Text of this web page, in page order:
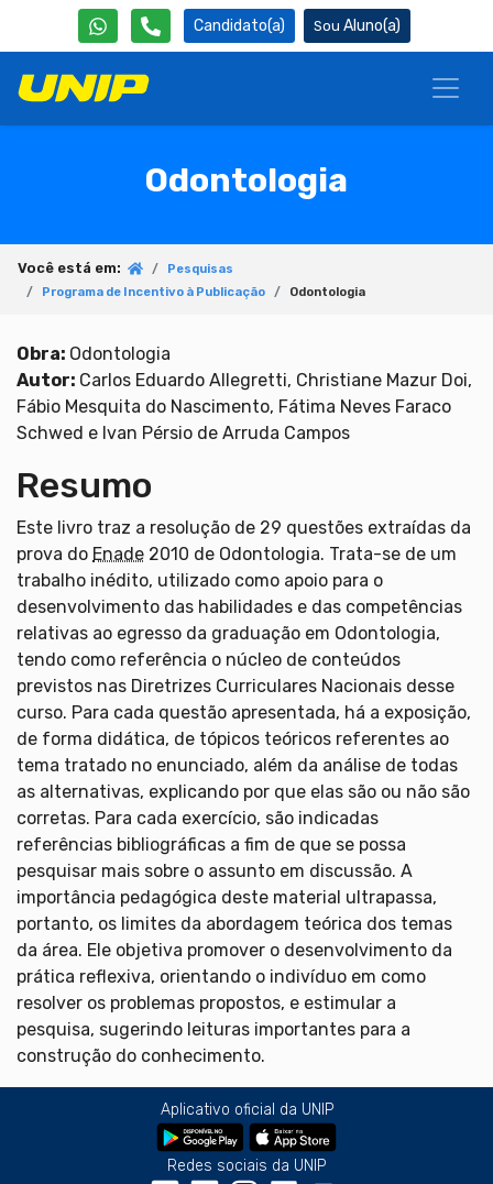
Candidato(a) Aluno(a)
Odontologia
Você está em:
Pesquisas
Programa de Incentivo à Publicação
Odontologia
Obra: Odontologia
Autor: Carlos Eduardo Allegretti, Christiane Mazur Doi,
Fábio Mesquita do Nascimento, Fátima Neves Faraco
Schwed e Ivan Pérsio de Arruda Campos
Resumo
Este livro traz a resolução de 29 questões extraídas da
prova do Enade 2010 de Odontologia. Trata-se de um
trabalho inédito, utilizado como apoio para o
desenvolvimento das habilidades e das competências
relativas ao egresso da graduação em Odontologia,
tendo como referência o núcleo de conteúdos
previstos nas Diretrizes Curriculares Nacionais desse
curso. Para cada questão apresentada, há a exposição,
de forma didática, de tópicos teóricos referentes ao
tema tratado no enunciado, além da análise de todas
as alternativas, explicando por que elas são ou não são
corretas. Para cada exercício, são indicadas
referências bibliográficas a fim de que se possa
pesquisar mais sobre o assunto em discussão. A
importância pedagógica deste material ultrapassa,
portanto, os limites da abordagem teórica dos temas
da área. Ele objetiva promover o desenvolvimento da
prática reflexiva, orientando o indivíduo em como
resolver os problemas propostos, e estimular a
pesquisa, sugerindo leituras importantes para a
construção do conhecimento.
Aplicativo oficial da UNIP
Redes sociais da UNIP